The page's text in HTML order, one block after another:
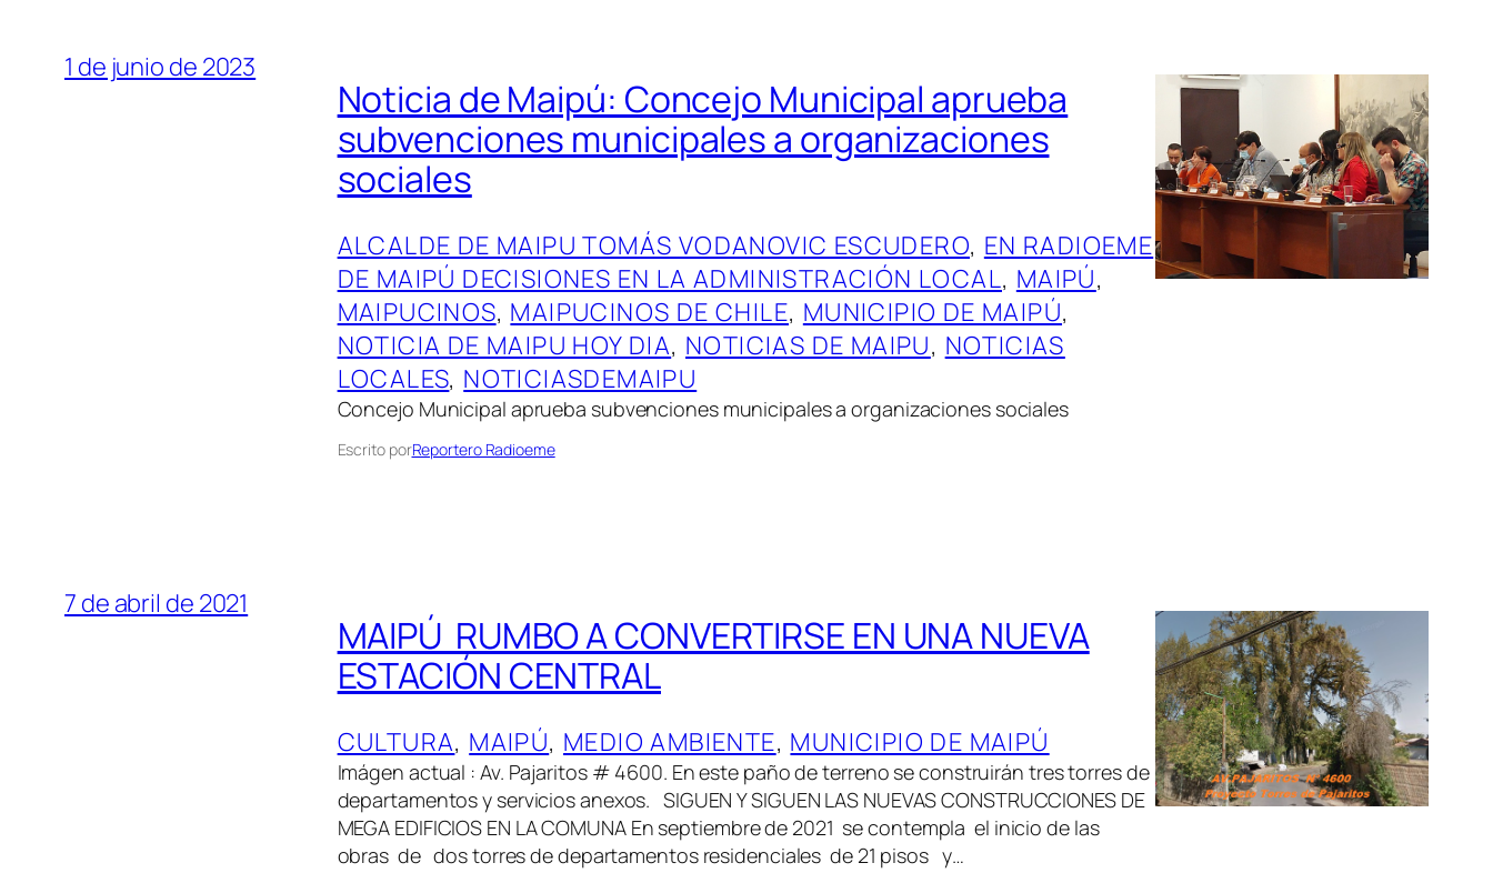
1 de junio de 2023
Noticia de Maipú: Concejo Municipal aprueba
subvenciones municipales a organizaciones
sociales
ALCALDE DE MAIPU TOMÁS VODANOVIC ESCUDERO, EN RADIOEME
DE MAIPÚ DECISIONES EN LA ADMINISTRACIÓN LOCAL, MAIPÚ
MAIPUCINOS, MAIPUCINOS DE CHILE, MUNICIPIO DE MAIPÚ
NOTICIA DE MAIPU HOY DIA, NOTICIAS DE MAIPU, NOTICIAS
LOCALES, NOTICIASDEMAIPU
Concejo Municipal aprueba subvenciones municipales a organizaciones sociales
Escrito porReportero Radioeme
7 de abril de 2021
MAIPÚ RUMBO A CONVERTIRSE EN UNA NUEVA
ESTACIÓN CENTRAL
CULTURA, MAIPÚ, MEDIO AMBIENTE, MUNICIPIO DE MAIPÚ
Imágen actual : Av. Pajaritos # 4600. En este paño de terreno se construirán tres torres de
departamentos y servicios anexos. SIGUEN Y SIGUEN LAS NUEVAS CONSTRUCCIONES DE
MEGA EDIFICIOS EN LA COMUNA En septiembre de 2021 se contempla el inicio de las
obras de dos torres de departamentos residenciales de 21 pisos y…